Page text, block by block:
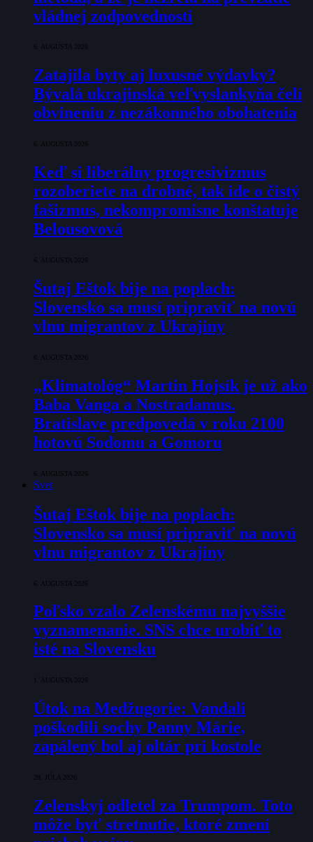
vládnej zodpovednosti
6. AUGUSTA 2026
Zatajila byty aj luxusné výdavky?
Bývalá ukrajinská veľvyslankyňa čelí
obvineniu z nezákonného obohatenia
6. AUGUSTA 2026
Keď si liberálny progresivizmus
rozoberiete na drobné, tak ide o čistý
fašizmus, nekompromisne konštatuje
Belousovová
6. AUGUSTA 2026
Šutaj Eštok bije na poplach:
Slovensko sa musí pripraviť na novú
vlnu migrantov z Ukrajiny
6. AUGUSTA 2026
„Klimatológ“ Martin Hojsík je už ako
Baba Vanga a Nostradamus.
Bratislave predpovedá v roku 2100
hotovú Sodomu a Gomoru
6. AUGUSTA 2026
Svet
Šutaj Eštok bije na poplach:
Slovensko sa musí pripraviť na novú
vlnu migrantov z Ukrajiny
6. AUGUSTA 2026
Poľsko vzalo Zelenskému najvyššie
vyznamenanie. SNS chce urobiť to
isté na Slovensku
1. AUGUSTA 2026
Útok na Medžugorie: Vandali
poškodili sochy Panny Márie,
zapálený bol aj oltár pri kostole
28. JÚLA 2026
Zelenskyj odletel za Trumpom. Toto
môže byť stretnutie, ktoré zmení